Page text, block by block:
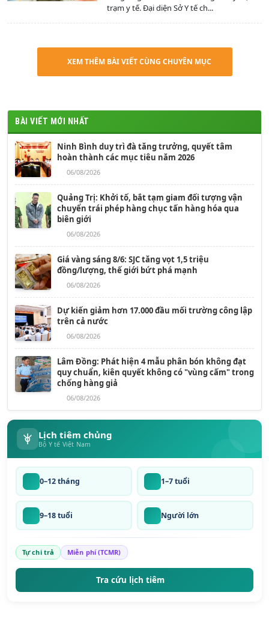
trạm y tế. Đại diện Sở Y tế ch...
XEM THÊM BÀI VIẾT CÙNG CHUYÊN MỤC
BÀI VIẾT MỚI NHẤT
Ninh Bình duy trì đà tăng trưởng, quyết tâm
hoàn thành các mục tiêu năm 2026
06/08/2026
Quảng Trị: Khởi tố, bắt tạm giam đối tượng vận
chuyển trái phép hàng chục tấn hàng hóa qua
biên giới
06/08/2026
Giá vàng sáng 8/6: SJC tăng vọt 1,5 triệu
đồng/lượng, thế giới bứt phá mạnh
06/08/2026
Dự kiến giảm hơn 17.000 đầu mối trường công lập
trên cả nước
06/08/2026
Lâm Đồng: Phát hiện 4 mẫu phân bón không đạt
quy chuẩn, kiên quyết không có "vùng cấm" trong
chống hàng giả
06/08/2026
Lịch tiêm chủng
Bộ Y tế Việt Nam
0–12 tháng 1–7 tuổi
9–18 tuổi Người lớn
Tự chi trả Miễn phí (TCMR)
Tra cứu lịch tiêm